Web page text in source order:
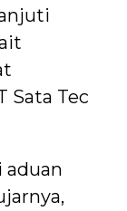
Sata Tec
aduan